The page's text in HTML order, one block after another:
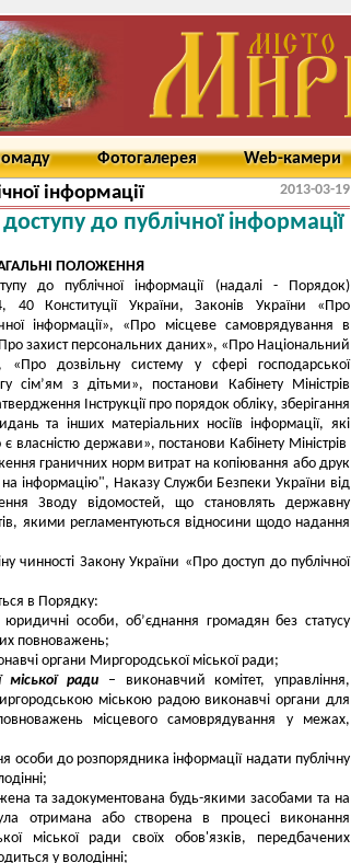
Фотогалерея Web-камери
інформації 2013-03-19
до публічної інформації
ПОЛОЖЕННЯ
до публічної інформації (надалі - Порядок)
40 Конституції України, Законів України «Про
інформації», «Про місцеве самоврядування в
захист персональних даних», «Про Національний
«Про дозвільну систему у сфері господарської
сім’ям з дітьми», постанови Кабінету Міністрів
Інструкції про порядок обліку, зберігання
та інших матеріальних носіїв інформації, які
власністю держави», постанови Кабінету Міністрів
граничних норм витрат на копіювання або друк
інформацію", Наказу Служби Безпеки України від
Зводу відомостей, що становлять державну
якими регламентуються відносини щодо надання
чинності Закону України «Про доступ до публічної
в Порядку:
особи, об’єднання громадян без статусу
повноважень;
органи Миргородської міської ради;
міської ради – виконавчий комітет, управління,
міською радою виконавчі органи для
місцевого самоврядування у межах,
особи до розпорядника інформації надати публічну
та задокументована будь-якими засобами та на
отримана або створена в процесі виконання
міської ради своїх обов'язків, передбачених
у володінні;